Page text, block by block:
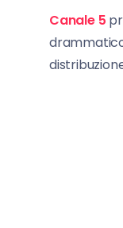
Canale 5